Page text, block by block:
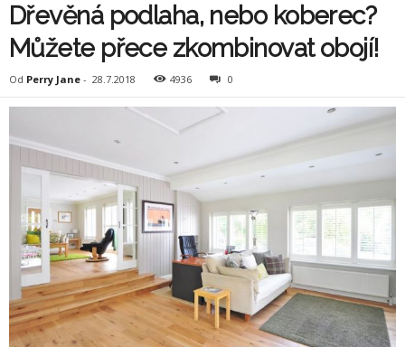
Dřevěná podlaha, nebo koberec?
Můžete přece zkombinovat obojí!
Od Perry Jane - 28.7.2018 4936 0